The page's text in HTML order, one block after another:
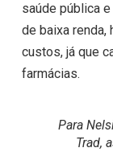
saúde pública
de baixa renda,
custos, já que
farmácias.
Para
Trad,